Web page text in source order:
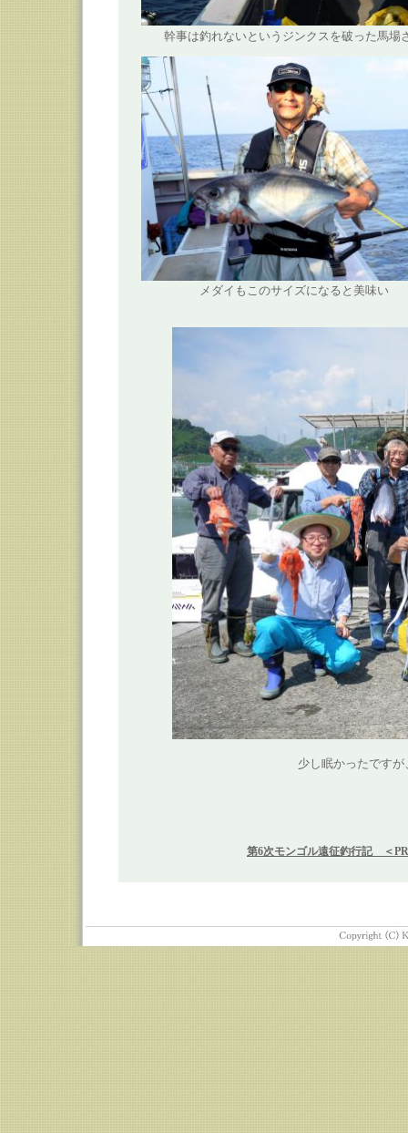
幹事は釣れないというジンクスを破った馬場
メダイもこのサイズになると美味い
少し眠かったです
第6次モンゴル遠征釣行記 ＜